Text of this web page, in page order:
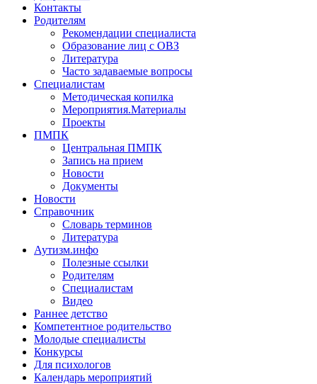
Контакты
Родителям
Рекомендации специалиста
Образование лиц с ОВЗ
Литература
Часто задаваемые вопросы
Специалистам
Методическая копилка
Мероприятия.Материалы
Проекты
ПМПК
Центральная ПМПК
Запись на прием
Новости
Документы
Новости
Справочник
Словарь терминов
Литература
Аутизм.инфо
Полезные ссылки
Родителям
Специалистам
Видео
Раннее детство
Компетентное родительство
Молодые специалисты
Конкурсы
Для психологов
Календарь мероприятий